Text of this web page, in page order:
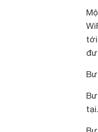
tới
tại.